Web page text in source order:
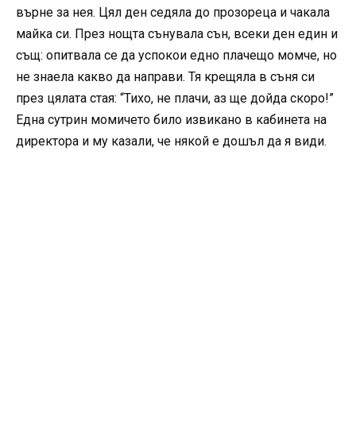
върне за нея. Цял ден седяла до прозореца и чакала
майка си. През нощта сънувала сън, всеки ден един и
същ: опитвала се да успокои едно плачещо момче, но
не знаела какво да направи. Тя крещяла в съня си
през цялата стая: “Тихо, не плачи, аз ще дойда скоро!”
Една сутрин момичето било извикано в кабинета на
директора и му казали, че някой е дошъл да я види.